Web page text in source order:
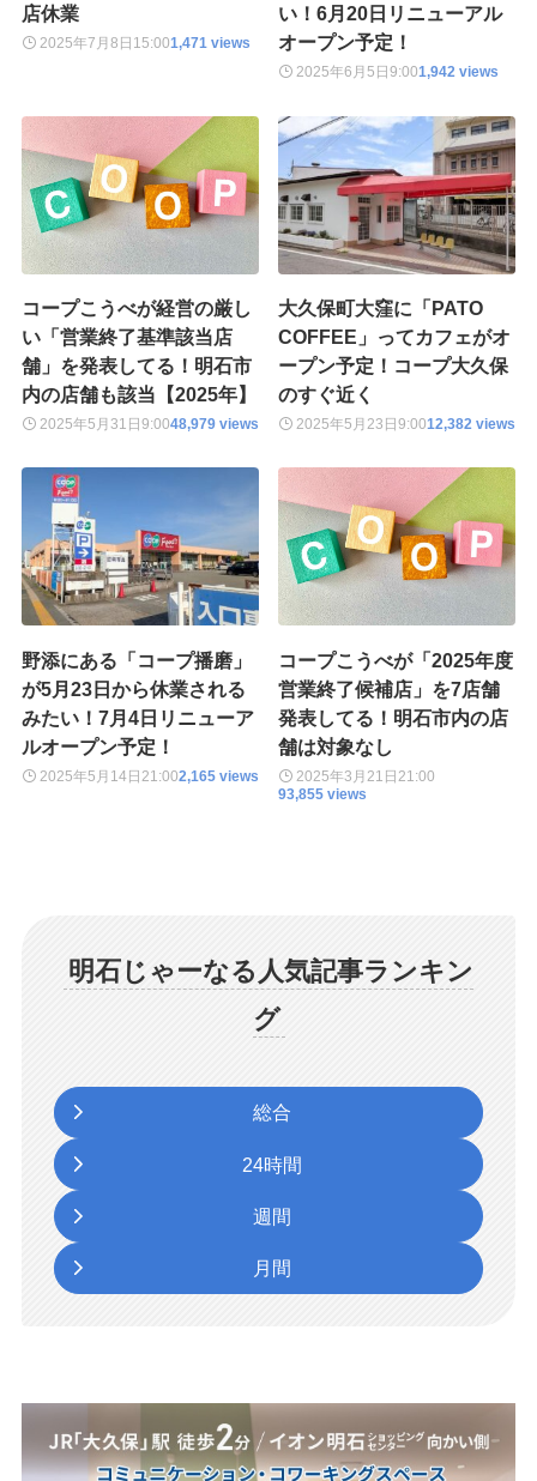
店休業
2025年7月8日 15:001,471 views
い！6月20日リニューアル
オープン予定！
2025年6月5日9:001,942 views
コープこうべが経営の厳し
い「営業終了基準該当店
舗」を発表してる！明石市
内の店舗も該当【2025年】
2025年5月31日 9:0048,979 views
大久保町大窪に「PATO
COFFEE」ってカフェがオ
ープン予定！コープ大久保
のすぐ近く
2025年5月23日9:0012,382 views
野添にある「コープ播磨」
が5月23日から休業される
みたい！7月4日リニューア
ルオープン予定！
2025年5月14日 21:002,165 views
コープこうべが「2025年度
営業終了候補店」を7店舗
発表してる！明石市内の店
舗は対象なし
2025年3月21日21:00
93,855 views
明石じゃーなる人気記事ランキン
グ
総合
24時間
週間
月間